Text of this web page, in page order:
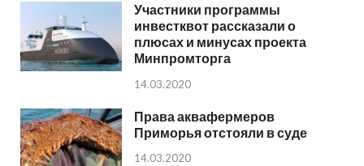
Участники программы
инвестквот рассказали о
плюсах и минусах проекта
Минпромторга
14.03.2020
Права аквафермеров
Приморья отстояли в суде
14.03.2020